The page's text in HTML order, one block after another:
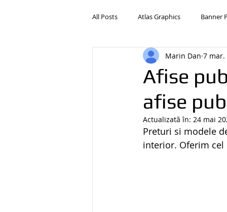
All Posts Atlas Graphics Banner
Panouri publicitare Tablouri
Afise
afise
Marin Dan 7 mar.
Actualizată în: 24 mai
Preturi si modele
interior. Oferim